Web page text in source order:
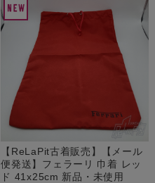
【ReLaPit古着販売】【メール
便発送】フェラーリ 巾着 レッ
ド 41x25cm 新品・未使用